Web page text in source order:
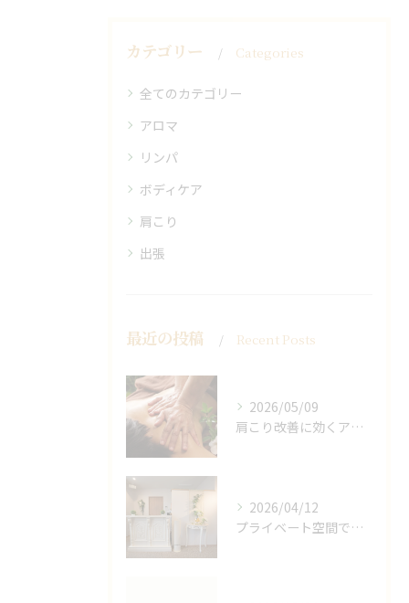
カテゴリー Categories
全てのカテゴリー
アロマ
リンパ
ボディケア
肩こり
出張
最近の投稿 Recent Posts
2026/05/09
肩こり改善に効くアロマリンパの手技と効果
2026/04/12
プライベート空間で極上アロマリンパケアの効果